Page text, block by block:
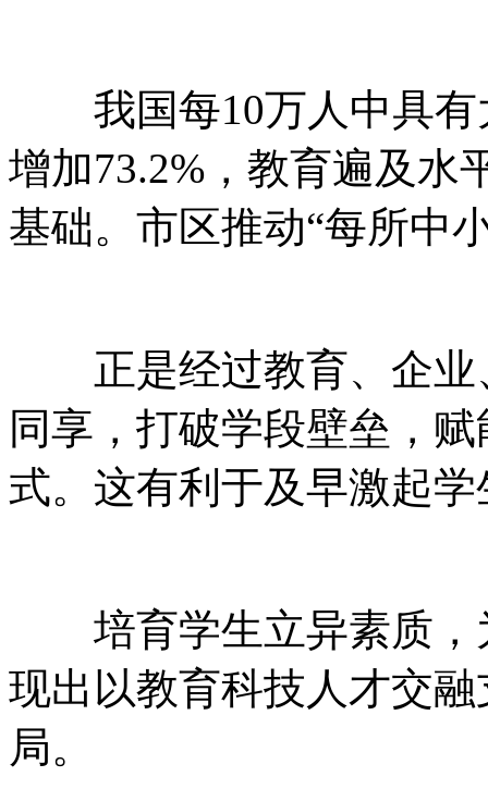
我国每10万人中具有
增加73.2%，教育遍及水
基础。市区推动“每所中
正是经过教育、企业
同享，打破学段壁垒，
式。这有利于及早激起
培育学生立异素质，
现出以教育科技人才交
局。